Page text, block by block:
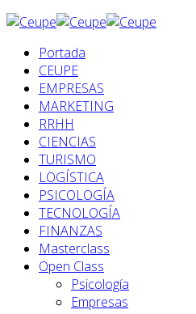
Portada
CEUPE
EMPRESAS
MARKETING
RRHH
CIENCIAS
TURISMO
LOGÍSTICA
PSICOLOGÍA
TECNOLOGÍA
FINANZAS
Masterclass
Open Class
Psicología
Empresas